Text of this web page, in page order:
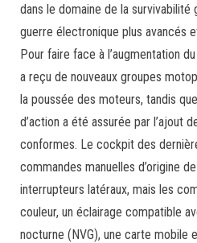
dans le domaine de la
guerre électronique plus avancés
Pour faire face à l’augmentation
a reçu de nouveaux groupes
la poussée des moteurs, tandis
d’action a été assurée par l’ajout
conformes. Le cockpit des
commandes manuelles d’origine
interrupteurs latéraux, mais les
couleur, un éclairage compatible
nocturne (NVG), une carte mobile